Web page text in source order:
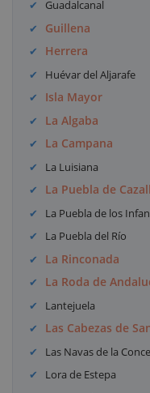
Guadalcanal
Guillena
Herrera
Huévar del Aljarafe
Isla Mayor
La Algaba
La Campana
La Luisiana
La Puebla de
La Puebla de los
La Puebla del Río
La Rinconada
La Roda de
Lantejuela
Las Cabezas de
Las Navas de la
Lora de Estepa